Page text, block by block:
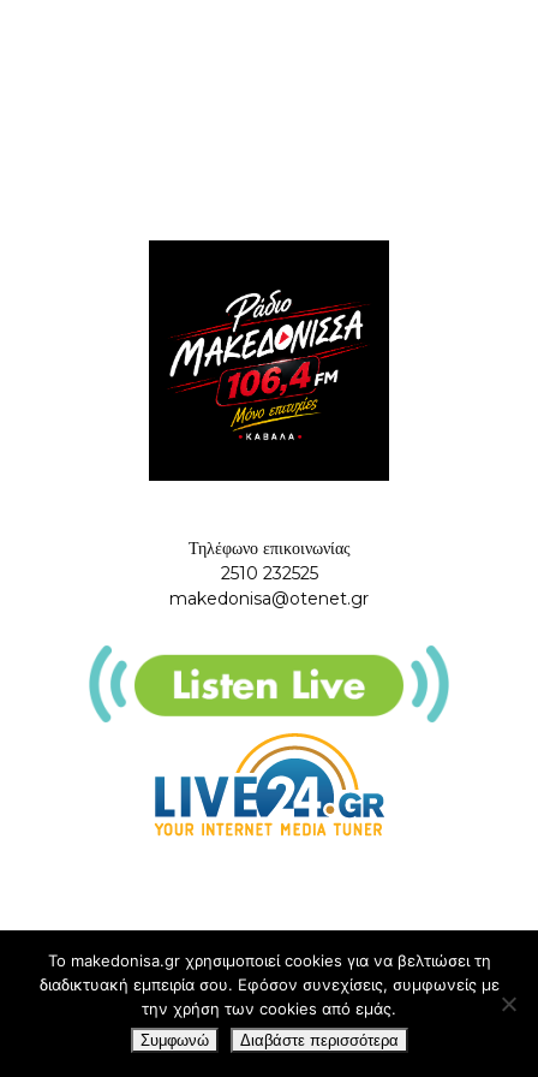
Τηλέφωνο επικοινωνίας
2510 232525
makedonisa@otenet.gr
Το makedonisa.gr χρησιμοποιεί cookies για να βελτιώσει τη
διαδικτυακή εμπειρία σου. Εφόσον συνεχίσεις, συμφωνείς με
την χρήση των cookies από εμάς.
Συμφωνώ Διαβάστε περισσότερα